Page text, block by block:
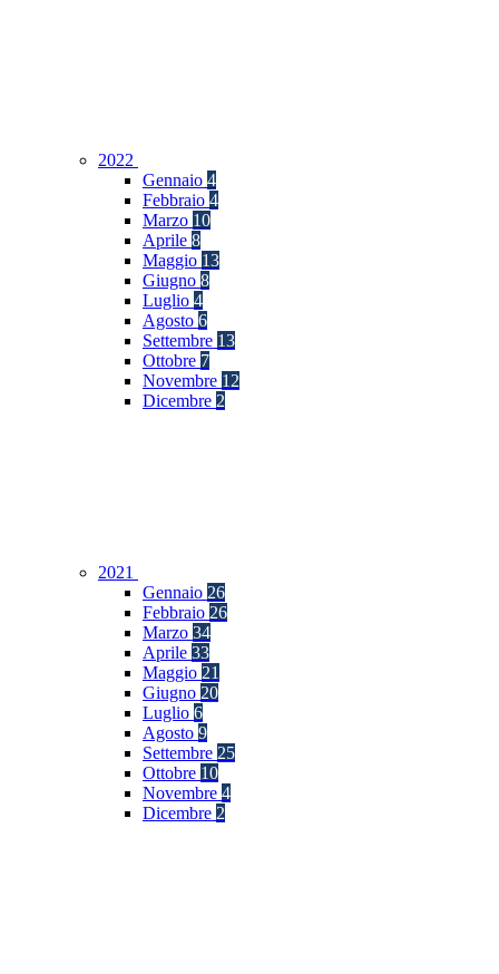
2022
Gennaio 4
Febbraio 4
Marzo 10
Aprile 8
Maggio 13
Giugno 8
Luglio 4
Agosto 6
Settembre 13
Ottobre 7
Novembre 12
Dicembre 2
2021
Gennaio 26
Febbraio 26
Marzo 34
Aprile 33
Maggio 21
Giugno 20
Luglio 6
Agosto 9
Settembre 25
Ottobre 10
Novembre 4
Dicembre 2